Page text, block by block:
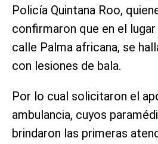
Policía Quintana Roo,
confirmaron que en el
calle Palma africana, se
con lesiones de bala.
Por lo cual solicitaron el
ambulancia, cuyos
brindaron las primeras